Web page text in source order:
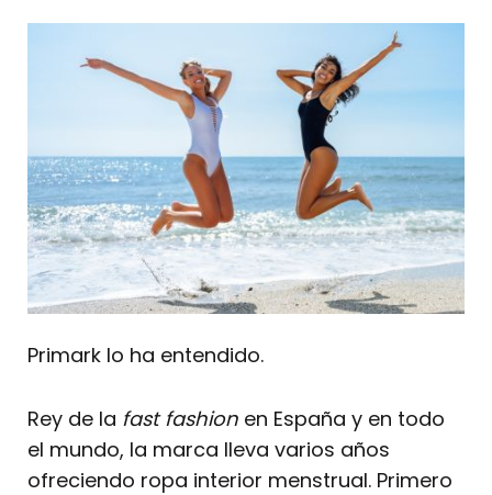
Primark lo ha entendido.
Rey de la fast fashion en España y en todo
el mundo, la marca lleva varios años
ofreciendo ropa interior menstrual. Primero